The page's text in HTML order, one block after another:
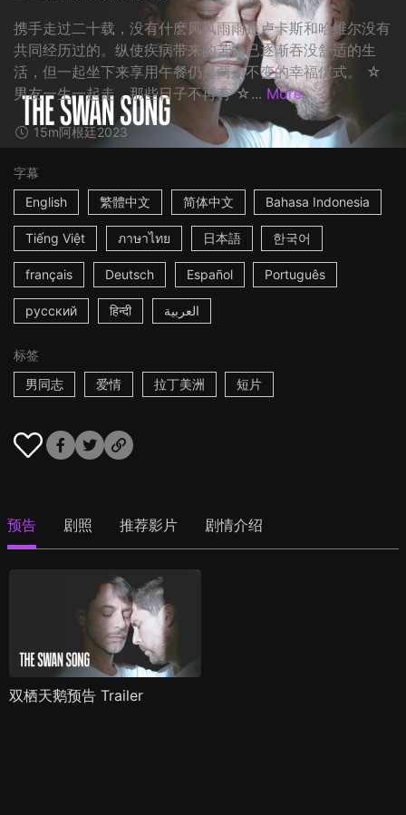
携手走过二十载，没有什麽风风雨雨是卢卡斯和哈维尔没有
共同经历过的。纵使疾病带来的苦痛已逐渐吞没舒适的生
活，但一起坐下来享用午餐仍是两人不变的幸福仪式。 ☆
男友一生一起走，那些日子不再有 ☆... More
15m阿根廷2023
字幕
English
繁體中文 简体中文 Bahasa Indonesia
Tiếng Việt ภาษาไทย 日本語 한국어
français Deutsch Español Português
русский हिन्दी العربية
标签
男同志
爱情 拉丁美洲 短片
预告 剧照 推荐影片 剧情介绍
双栖天鹅预告 Trailer